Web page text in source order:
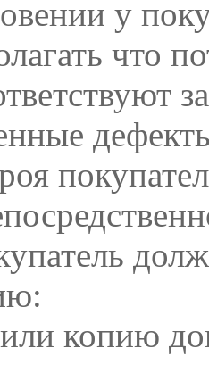
у
что
копию